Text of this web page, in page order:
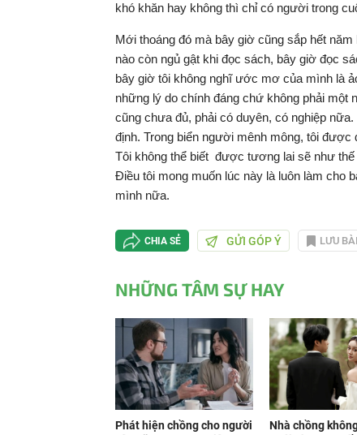
khó khăn hay không thì chỉ có người trong
Mới thoáng đó mà bây giờ cũng sắp hết
nào còn ngủ gật khi đọc sách, bây giờ đọc
bây giờ tôi không nghĩ ước mơ của mình là
những lý do chính đáng chứ không phải một
cũng chưa đủ, phải có duyên, có nghiệp
định. Trong biển người mênh mông, tôi
Tôi không thể biết được tương lai sẽ như
Điều tôi mong muốn lúc này là luôn làm cho
mình nữa.
CHIA SẺ GỬI GÓP Ý LƯU BÀI
NHỮNG TÂM SỰ HAY
Phát hiện chồng cho người
Nhà chồng